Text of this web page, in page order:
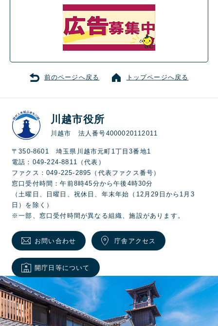
前のページへ戻る トップページへ戻る
川越市役所
川越市 法人番号4000020112011
〒350-8601 埼玉県川越市元町1丁目3番地1
電話：049-224-8811（代表）
ファクス：049-225-2895（代表ファクス番号）
窓口受付時間：午前8時45分から午後4時30分
（土曜日、日曜日、祝休日、年末年始（12月29日から1月3
日）を除く）
※一部、窓口受付時間が異なる組織、施設があります。
お問い合わせ 庁舎アクセス
開庁日等について